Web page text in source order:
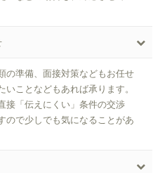
の準備、面接対策などもお任せ
ことなどもあれば承ります。
接「伝えにくい」条件の交渉
ので少しでも気になることがあ